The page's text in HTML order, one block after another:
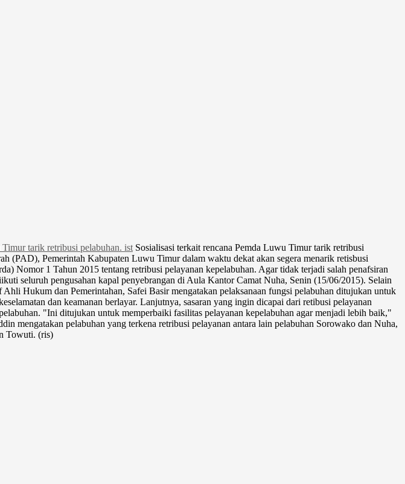
Sosialisasi terkait rencana Pemda Luwu Timur tarik retribusi
Pemerintah Kabupaten Luwu Timur dalam waktu dekat akan segera menarik retisbusi
Nomor 1 Tahun 2015 tentang retribusi pelayanan kepelabuhan. Agar tidak terjadi salah penafsiran
seluruh pengusahan kapal penyebrangan di Aula Kantor Camat Nuha, Senin (15/06/2015). Selain
Hukum dan Pemerintahan, Safei Basir mengatakan pelaksanaan fungsi pelabuhan ditujukan untuk
dan keamanan berlayar. Lanjutnya, sasaran yang ingin dicapai dari retibusi pelayanan
"Ini ditujukan untuk memperbaiki fasilitas pelayanan kepelabuhan agar menjadi lebih baik,"
mengatakan pelabuhan yang terkena retribusi pelayanan antara lain pelabuhan Sorowako dan Nuha,
Towuti. (ris)